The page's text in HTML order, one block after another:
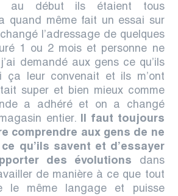
au début ils étaient tous
quand même fait un essai sur
l’adressage de quelques
1 ou 2 mois et personne ne
demandé aux gens ce qu’ils
ça leur convenait et ils m’ont
super et bien mieux comme
a adhéré et on a changé
entier. Il faut toujours
comprendre aux gens de ne
qu’ils savent et d’essayer
des évolutions dans
de manière à ce que tout
le même langage et puisse